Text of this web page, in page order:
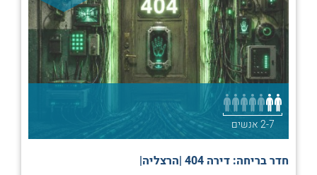
2-7 אנשים
חדר בריחה: דירה 404 |הרצליה|